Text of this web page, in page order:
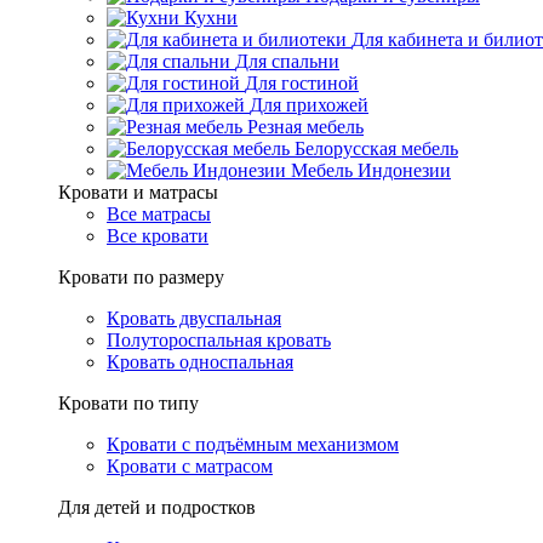
Кухни
Для кабинета и
Для спальни
Для гостиной
Для прихожей
Резная мебель
Белорусская мебель
Мебель Индонезии
Кровати и матрасы
Все матрасы
Все кровати
Кровати по размеру
Кровать двуспальная
Полутороспальная кровать
Кровать односпальная
Кровати по типу
Кровати с подъёмным механизмом
Кровати с матрасом
Для детей и подростков